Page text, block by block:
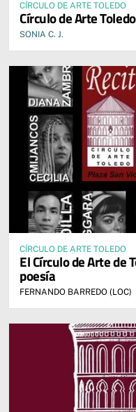
CÍRCULO DE ARTE TOLEDO
Círculo de Arte
SONIA C. J.
CÍRCULO DE ARTE TOLEDO
El Círculo de Arte de
poesía
FERNANDO BARREDO (LOC)